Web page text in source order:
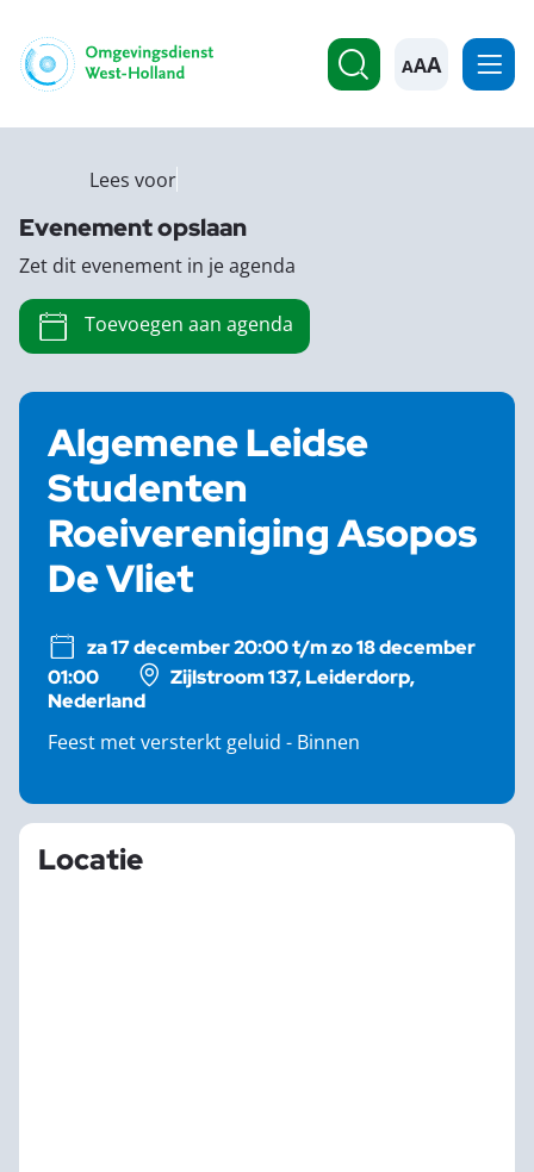
A
Algemene Leidse
Studenten
Roeivereniging Asopos
De Vliet
za 17 december 20:00 t/m zo 18 december
01:00
Zijlstroom 137, Leiderdorp,
Nederland
Feest met versterkt geluid - Binnen
Locatie
Lees voor
Evenement opslaan
Zet dit evenement in je agenda
Toevoegen aan agenda